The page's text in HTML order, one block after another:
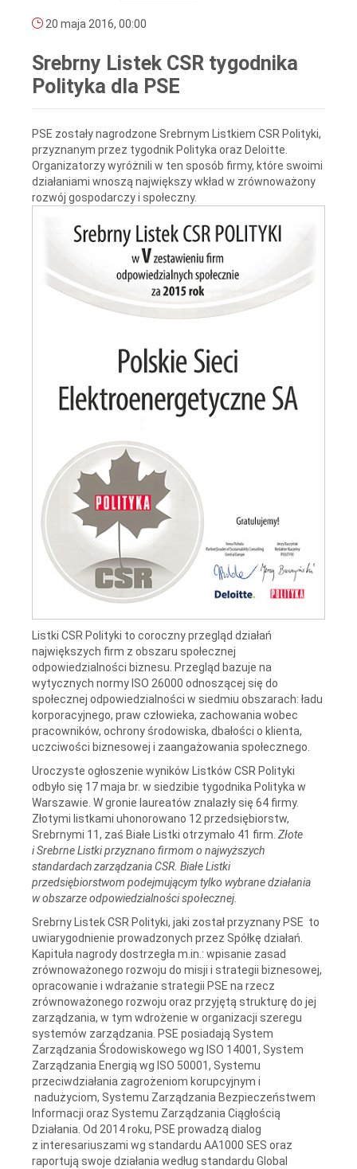
20 maja 2016, 00:00
Srebrny Listek CSR tygodnika
Polityka dla PSE
PSE zostały nagrodzone Srebrnym Listkiem CSR Polityki,
przyznanym przez tygodnik Polityka oraz Deloitte.
Organizatorzy wyróżnili w ten sposób firmy, które swoimi
działaniami wnoszą największy wkład w zrównoważony
rozwój gospodarczy i społeczny.
Listki CSR Polityki to coroczny przegląd działań
największych firm z obszaru społecznej
odpowiedzialności biznesu. Przegląd bazuje na
wytycznych normy ISO 26000 odnoszącej się do
społecznej odpowiedzialności w siedmiu obszarach: ładu
korporacyjnego, praw człowieka, zachowania wobec
pracowników, ochrony środowiska, dbałości o klienta,
uczciwości biznesowej i zaangażowania społecznego.
Uroczyste ogłoszenie wyników Listków CSR Polityki
odbyło się 17 maja br. w siedzibie tygodnika Polityka w
Warszawie. W gronie laureatów znalazły się 64 firmy.
Złotymi listkami uhonorowano 12 przedsiębiorstw,
Srebrnymi 11, zaś Białe Listki otrzymało 41 firm. Złote
i Srebrne Listki przyznano firmom o najwyższych
standardach zarządzania CSR. Białe Listki
przedsiębiorstwom podejmującym tylko wybrane działania
w obszarze odpowiedzialności społecznej.
Srebrny Listek CSR Polityki, jaki został przyznany PSE to
uwiarygodnienie prowadzonych przez Spółkę działań.
Kapituła nagrody dostrzegła m.in.: wpisanie zasad
zrównoważonego rozwoju do misji i strategii biznesowej,
opracowanie i wdrażanie strategii PSE na rzecz
zrównoważonego rozwoju oraz przyjętą strukturę do jej
zarządzania, w tym wdrożenie w organizacji szeregu
systemów zarządzania. PSE posiadają System
Zarządzania Środowiskowego wg ISO 14001, System
Zarządzania Energią wg ISO 50001, Systemu
przeciwdziałania zagrożeniom korupcyjnym i
nadużyciom, Systemu Zarządzania Bezpieczeństwem
Informacji oraz Systemu Zarządzania Ciągłością
Działania. Od 2014 roku, PSE prowadzą dialog
z interesariuszami wg standardu AA1000 SES oraz
raportują swoje działania według standardu Global